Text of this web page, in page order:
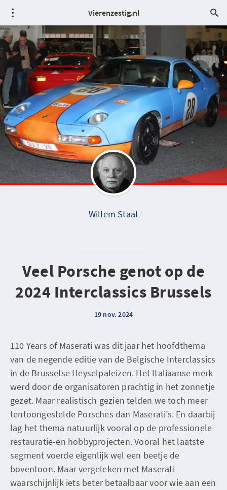
Vierenzestig.nl
Willem Staat
Veel Porsche genot op de
2024 Interclassics Brussels
19 nov. 2024
110 Years of Maserati was dit jaar het hoofdthema
van de negende editie van de Belgische Interclassics
in de Brusselse Heyselpaleizen. Het Italiaanse merk
werd door de organisatoren prachtig in het zonnetje
gezet. Maar realistisch gezien telden we toch meer
tentoongestelde Porsches dan Maserati’s. En daarbij
lag het thema natuurlijk vooral op de professionele
restauratie-en hobbyprojecten. Vooral het laatste
segment voerde eigenlijk wel een beetje de
boventoon. Maar vergeleken met Maserati
waarschijnlijk iets beter betaalbaar voor wie aan een